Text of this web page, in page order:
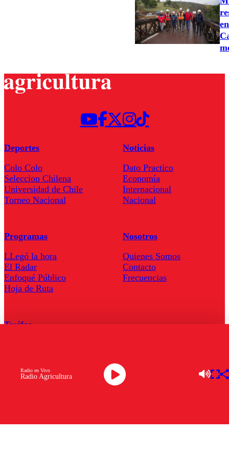
Radio Agricultura
Radio en Vivo
Deportes
Colo Colo
Seleccion Chilena
Universidad de Chile
Torneo Nacional
Noticias
Dato Practico
Economía
Internacional
Nacional
Programas
LLegó la hora
El Radar
Enfoqué Público
Hoja de Ruta
Nosotros
Quienes Somos
Contacto
Frecuencias
Tarifas
Descarga la APP